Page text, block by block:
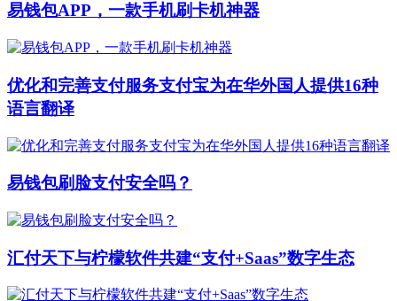
易钱包APP，一款手机刷卡机神器
优化和完善支付服务支付宝为在华外国人提供16种
语言翻译
易钱包刷脸支付安全吗？
汇付天下与柠檬软件共建“支付+Saas”数字生态